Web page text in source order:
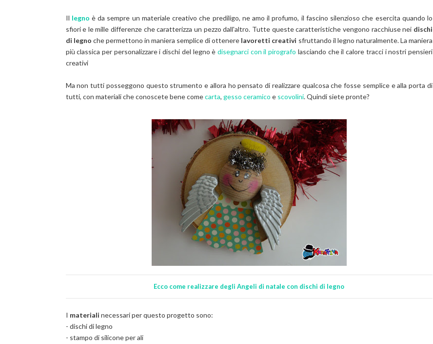
Il legno è da sempre un materiale creativo che prediligo, ne amo il profumo, il fascino silenzioso che esercita quando lo
sfiori e le mille differenze che caratterizza un pezzo dall'altro. Tutte queste caratteristiche vengono racchiuse nei dischi
di legno che permettono in maniera semplice di ottenere lavoretti creativi sfruttando il legno naturalmente. La maniera
più classica per personalizzare i dischi del legno èdisegnarci con il pirografo lasciando che il calore tracci i nostri pensieri
creativi
Ma non tutti posseggono questo strumento e allora ho pensato di realizzare qualcosa che fosse semplice e alla porta di
tutti, con materiali che conoscete bene comecarta, gesso ceramico e scovolini. Quindi siete pronte?
Ecco come realizzare degli Angeli di natale con dischi di legno
I materiali necessari per questo progetto sono:
- dischi di legno
- stampo di silicone per ali